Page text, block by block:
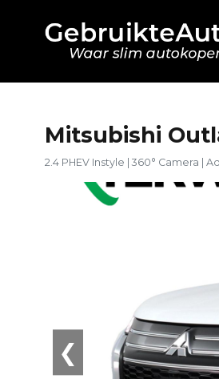
Mitsubishi
2.4 PHEV Instyle | 360° Camera |
❮